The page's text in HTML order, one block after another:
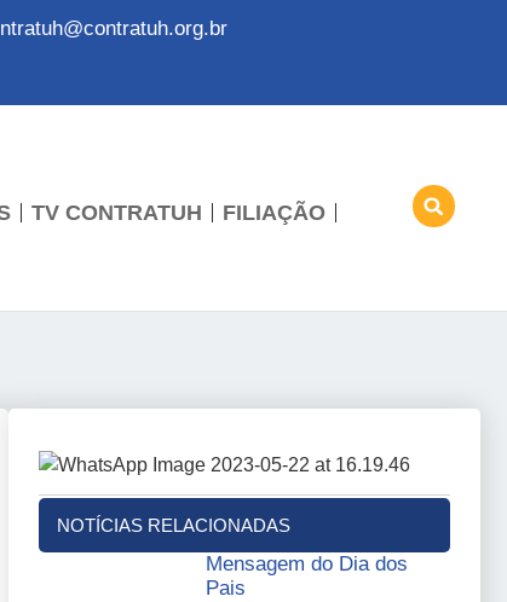
TV CONTRATUH FILIAÇÃO
NOTÍCIAS RELACIONADAS
Mensagem do Dia dos
Pais